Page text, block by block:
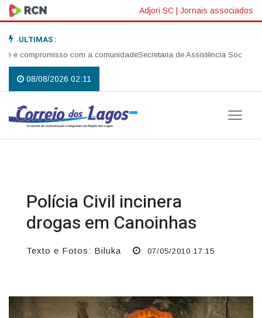
Adjori SC | Jornais associados
ULTIMAS :
compromisso com a comunidadeSecretaria de Assistência Social
08/08/2026 02:11
Polícia Civil incinera
drogas em Canoinhas
Texto e Fotos: Biluka 07/05/2010 17:15